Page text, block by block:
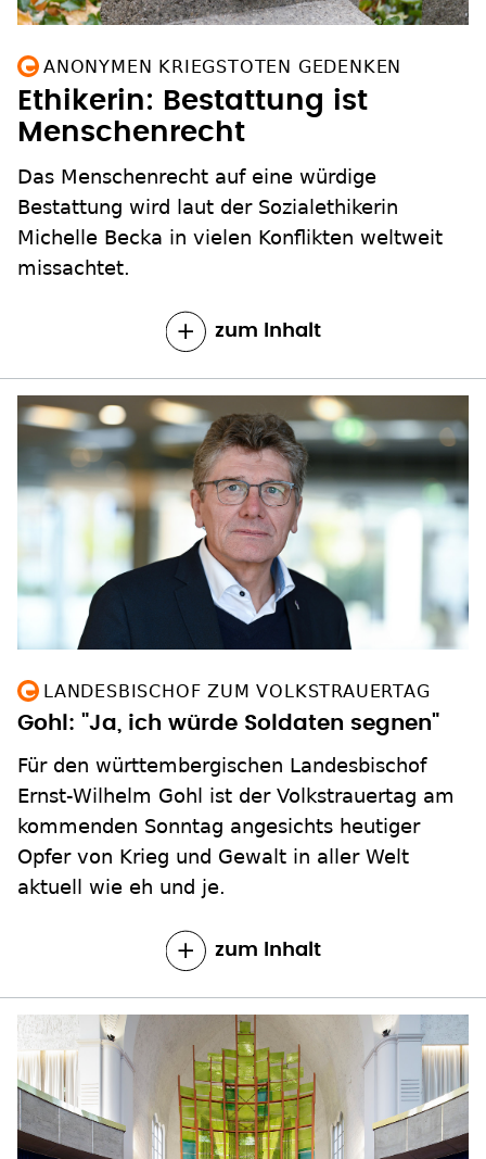
ANONYMEN KRIEGSTOTEN GEDENKEN
Ethikerin: Bestattung ist
Menschenrecht
Das Menschenrecht auf eine würdige
Bestattung wird laut der Sozialethikerin
Michelle Becka in vielen Konflikten weltweit
missachtet.
zum Inhalt
LANDESBISCHOF ZUM VOLKSTRAUERTAG
Gohl: "Ja, ich würde Soldaten segnen"
Für den württembergischen Landesbischof
Ernst-Wilhelm Gohl ist der Volkstrauertag am
kommenden Sonntag angesichts heutiger
Opfer von Krieg und Gewalt in aller Welt
aktuell wie eh und je.
zum Inhalt